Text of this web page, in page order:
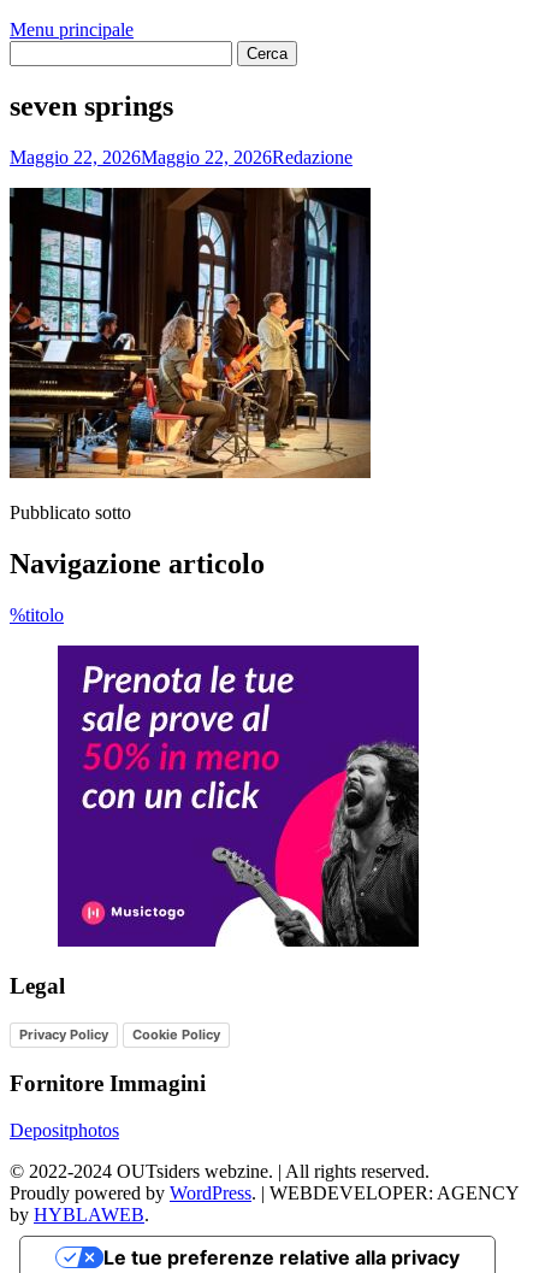
Menu principale
seven springs
Maggio 22, 2026Maggio 22, 2026Redazione
Pubblicato sotto
Navigazione articolo
%titolo
Legal
Privacy Policy Cookie Policy
Fornitore Immagini
Depositphotos
© 2022-2024 OUTsiders webzine. | All rights reserved.
Proudly powered by WordPress. | WEBDEVELOPER: AGENCY
by HYBLAWEB.
Le tue preferenze relative alla privacy